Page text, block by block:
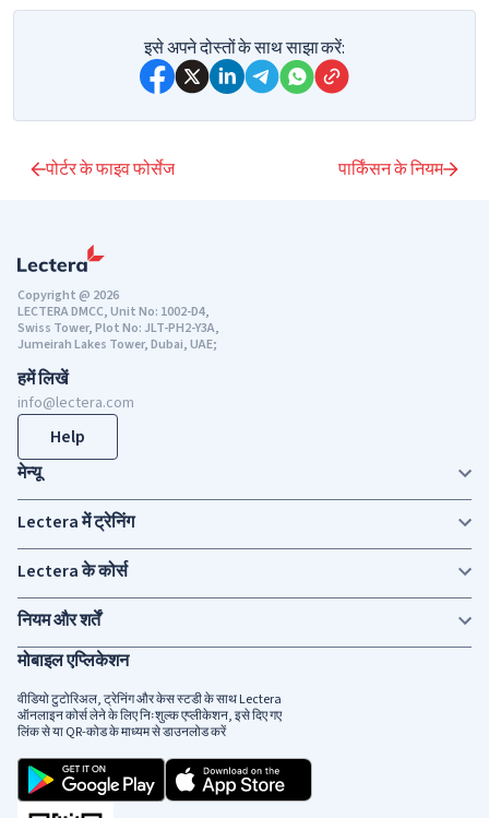
इसे अपने दोस्तों के साथ साझा करें:
पोर्टर के फाइव फोर्सेज पार्किंसन के नियम
Copyright @ 2026
LECTERA DMCC, Unit No: 1002-D4,
Swiss Tower, Plot No: JLT-PH2-Y3A,
Jumeirah Lakes Tower, Dubai, UAE;
हमें लिखें
info@lectera.com
Help
मेन्यू
Lectera में ट्रेनिंग
Lectera के कोर्स
नियम और शर्तें
मोबाइल एप्लिकेशन
वीडियो टुटोरिअल, ट्रेनिंग और केस स्टडी के साथ Lectera
ऑनलाइन कोर्स लेने के लिए निःशुल्क एप्लीकेशन, इसे दिए गए
लिंक से या QR-कोड के माध्यम से डाउनलोड करें